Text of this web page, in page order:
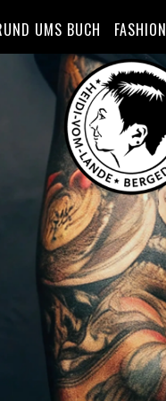
UMS BUCH FASHION